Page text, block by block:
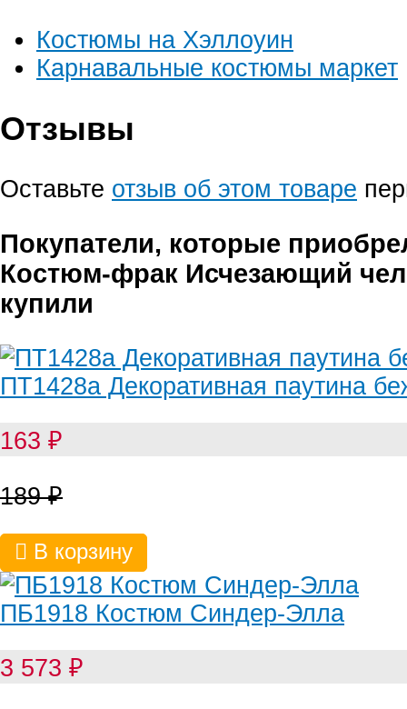
Костюмы на Хэллоуин
Карнавальные костюмы маркет
Отзывы
Оставьте отзыв об этом товаре
Покупатели, которые
Костюм-фрак Исчезающий
купили
ПТ1428а Декоративная паутина
163 ₽
189₽
В корзину
ПБ1918 Костюм Синдер-Элла
3 573 ₽